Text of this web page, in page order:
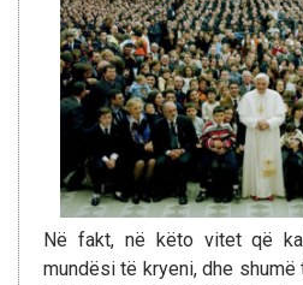
Në fakt, në këto vitet që
mundësi të kryeni, dhe